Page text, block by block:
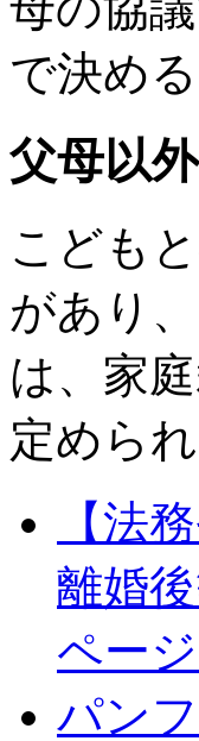
で決め
父母以
こども
があり
は、家
定めら
【法
離婚
ページ
パン